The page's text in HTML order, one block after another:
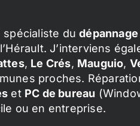
spécialiste du
J’interviens
, Le Crés, Mauguio,
proches.
et PC de bureau
ou en entreprise.